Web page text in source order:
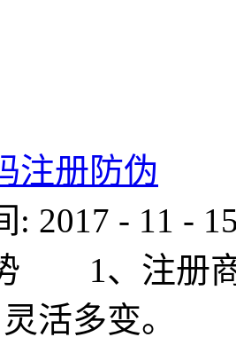
注册防伪
: 2017 - 11 -
1、注册
灵活多变。